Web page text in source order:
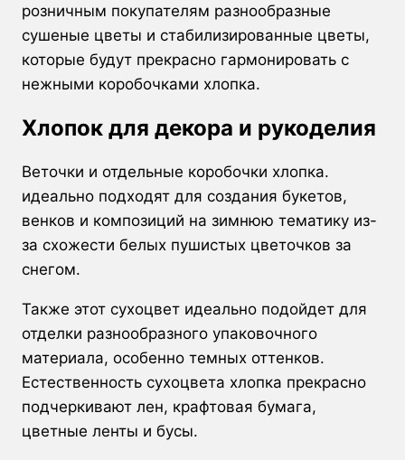
розничным покупателям разнообразные
сушеные цветы и стабилизированные цветы,
которые будут прекрасно гармонировать с
нежными коробочками хлопка.
Хлопок для декора и рукоделия
Веточки и отдельные коробочки хлопка.
идеально подходят для создания букетов,
венков и композиций на зимнюю тематику из-
за схожести белых пушистых цветочков за
снегом.
Также этот сухоцвет идеально подойдет для
отделки разнообразного упаковочного
материала, особенно темных оттенков.
Естественность сухоцвета хлопка прекрасно
подчеркивают лен, крафтовая бумага,
цветные ленты и бусы.